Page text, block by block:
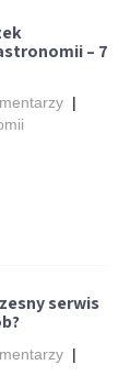
– 7
|
serwis
|